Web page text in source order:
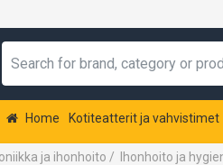
Home Kotiteatterit ja vahvistimet
ja ihonhoito / Ihonhoito ja